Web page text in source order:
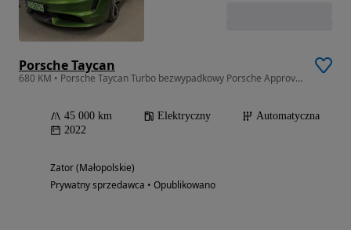
Porsche Taycan
680 KM • Porsche Taycan Turbo bezwypadkowy Porsche Approved do 2028r
45 000 km Elektryczny
Automatyczna
2022
Zator (Małopolskie)
Prywatny sprzedawca • Opublikowano